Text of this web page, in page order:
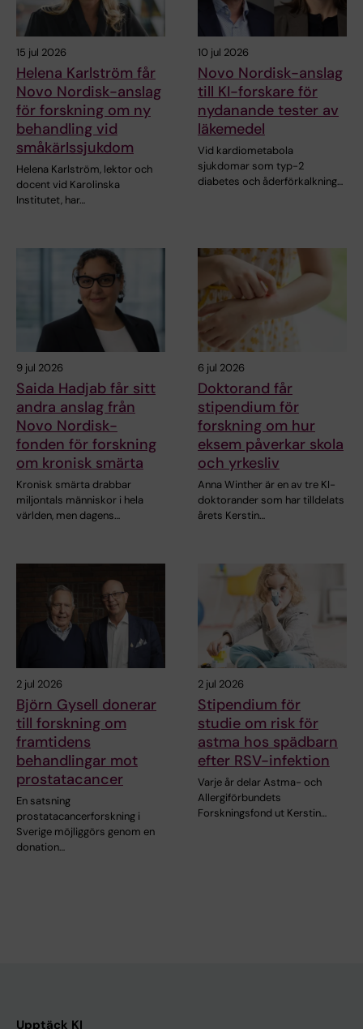
15 jul 2026
Helena Karlström får
Novo Nordisk-anslag
för forskning om ny
behandling vid
småkärlssjukdom
Helena Karlström, lektor och
docent vid Karolinska
Institutet, har…
10 jul 2026
Novo Nordisk-anslag
till KI-forskare för
nydanande tester av
läkemedel
Vid kardiometabola
sjukdomar som typ-2
diabetes och åderförkalkning…
9 jul 2026
Saida Hadjab får sitt
andra anslag från
Novo Nordisk-
fonden för forskning
om kronisk smärta
Kronisk smärta drabbar
miljontals människor i hela
världen, men dagens…
6 jul 2026
Doktorand får
stipendium för
forskning om hur
eksem påverkar skola
och yrkesliv
Anna Winther är en av tre KI-
doktorander som har tilldelats
årets Kerstin…
2 jul 2026
Björn Gysell donerar
till forskning om
framtidens
behandlingar mot
prostatacancer
En satsning
prostatacancerforskning i
Sverige möjliggörs genom en
donation…
2 jul 2026
Stipendium för
studie om risk för
astma hos spädbarn
efter RSV-infektion
Varje år delar Astma- och
Allergiförbundets
Forskningsfond ut Kerstin…
Upptäck KI